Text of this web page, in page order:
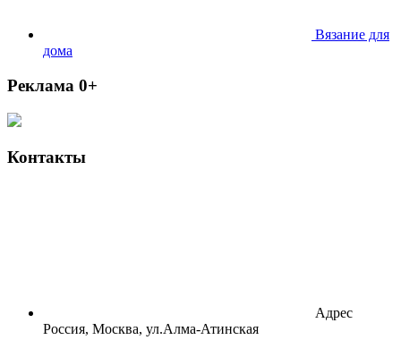
Вязание для
дома
Реклама 0+
Контакты
Адрес
Россия, Москва, ул.Алма-Атинская